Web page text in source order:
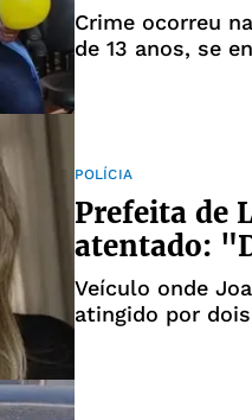
Crime ocorreu
de 13 anos, se
POLÍCIA
Prefeita de
atentado:
Veículo onde
atingido por